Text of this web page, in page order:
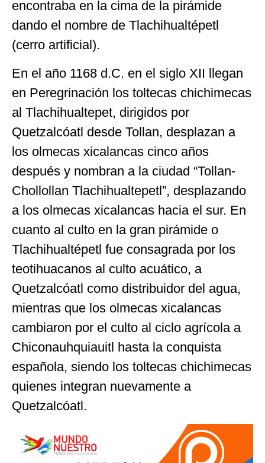
encontraba en la cima de la pirámide
dando el nombre de Tlachihualtépetl
(cerro artificial).
En el año 1168 d.C. en el siglo XII llegan
en Peregrinación los toltecas chichimecas
al Tlachihualtepet, dirigidos por
Quetzalcóatl desde Tollan, desplazan a
los olmecas xicalancas cinco años
después y nombran a la ciudad “Tollan-
Chollollan Tlachihualtepetl”, desplazando
a los olmecas xicalancas hacia el sur. En
cuanto al culto en la gran pirámide o
Tlachihualtépetl fue consagrada por los
teotihuacanos al culto acuático, a
Quetzalcóatl como distribuidor del agua,
mientras que los olmecas xicalancas
cambiaron por el culto al ciclo agrícola a
Chiconauhquiauitl hasta la conquista
española, siendo los toltecas chichimecas
quienes integran nuevamente a
Quetzalcóatl.